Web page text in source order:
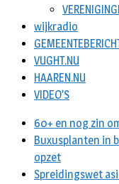
wijkradio
VUGHT.NU
HAAREN.NU
VIDEO’S
60+ en nog zin
Buxusplanten in
opzet
Spreidingswet